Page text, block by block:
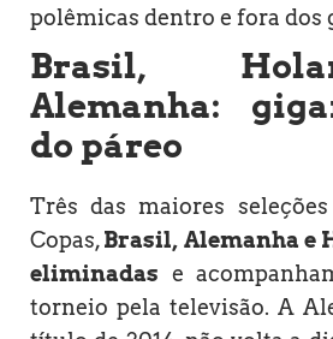
polêmicas dentro e fora dos
Brasil,
Alemanha:
do páreo
Três das maiores
Copas,Brasil, Alemanha e
eliminadas e
torneio pela televisão. A